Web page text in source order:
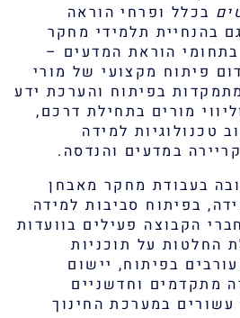
בכלל ופרחי הוראה
בהנחיית תלמידי מחקר
הוראת המדעים –
פיתוח מקצועי של מורי
בפיתוח והערכת ידע
מורים בתחילת דרכם,
טכנולוגיות למידה
במדעים והנדסה.
בעבודת מחקר מאבחן
בפיתוח סביבות למידה
הקבוצה פעילים בוועדות
החלטות על תוכניות
בפיתוח, יישום
מתקדמים וחדשניים
במערכת החינוך